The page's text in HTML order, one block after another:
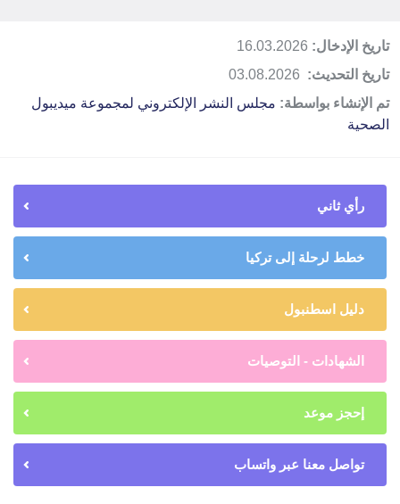
تاريخ الإدخال: 16.03.2026
تاريخ التحديث:
تم الإنشاء بواسطة: مجلس النشر الإلكتروني لمجموعة ميديبول
الصحية
رأي ثاني
خطط لرحلة إلى تركيا
دليل اسطنبول
الشهادات - التوصيات
إحجز موعد
تواصل معنا عبر واتساب